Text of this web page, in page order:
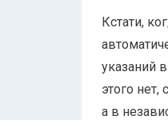
Кстати,
указаний
этого
а в